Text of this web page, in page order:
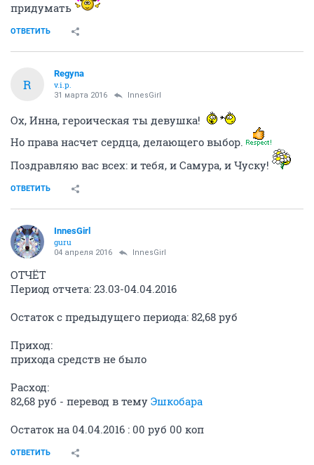
придумать
ОТВЕТИТЬ
R
Regуnа
v.i.p.
31 марта 2016 InnesGirl
Ох, Инна, героическая ты девушка!
Но права насчет сердца, делающего выбор.
Поздравляю вас всех: и тебя, и Самура, и Чуску!
ОТВЕТИТЬ
InnesGirl
guru
04 апреля 2016 InnesGirl
ОТЧЁТ
Период отчета: 23.03-04.04.2016
Остаток с предыдущего периода: 82,68 руб
Приход:
прихода средств не было
Расход:
82,68 руб - перевод в тему Эшкобара
Остаток на 04.04.2016 : 00 руб 00 коп
ОТВЕТИТЬ